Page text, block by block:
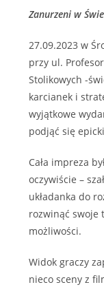
Zanurzeni w
27.09.2023 w
przy ul.
Stolikowych -
karcianek i
wyjątkowe
podjąć się
Cała impreza
oczywiście –
układanka do
rozwinąć swoje
możliwości.
Widok graczy
nieco sceny z